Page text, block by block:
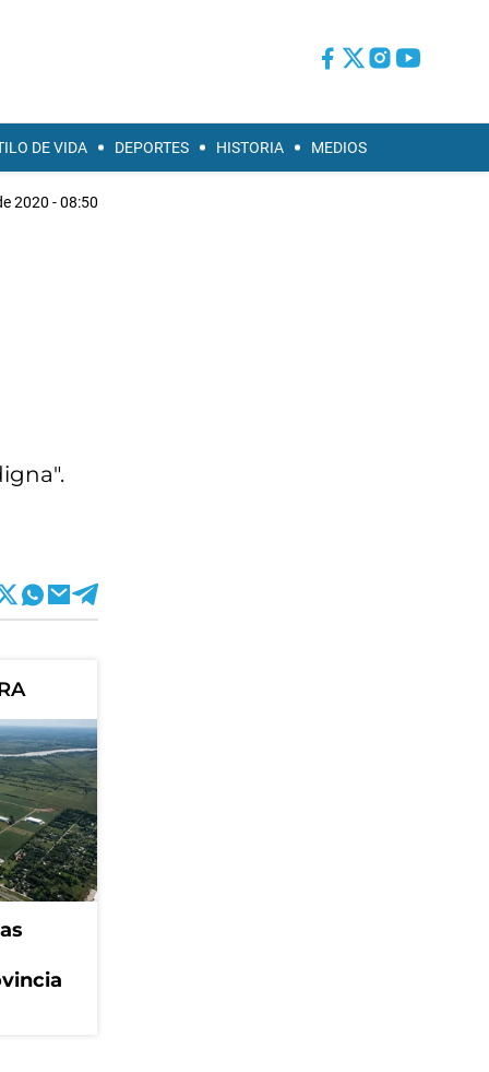
DE VIDA DEPORTES HISTORIA MEDIOS
2020 - 08:50